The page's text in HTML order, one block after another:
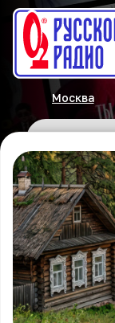
Москва